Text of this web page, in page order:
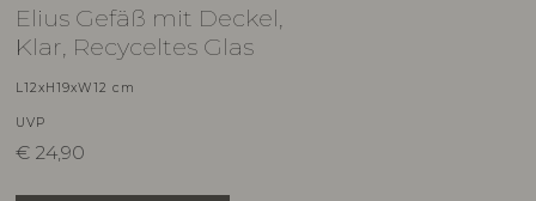
Elius Gefäß mit Deckel,
Klar, Recyceltes Glas
L12xH19xW12 cm
UVP
€ 24,90